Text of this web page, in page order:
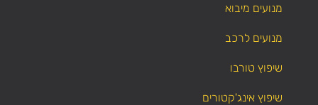
מנועים מיבוא
מנועים לרכב
שיפוץ טורבו
שיפוץ אינג'קטורים